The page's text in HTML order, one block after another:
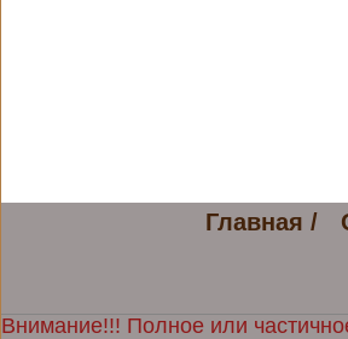
Главная /
Внимание!!! Полное или